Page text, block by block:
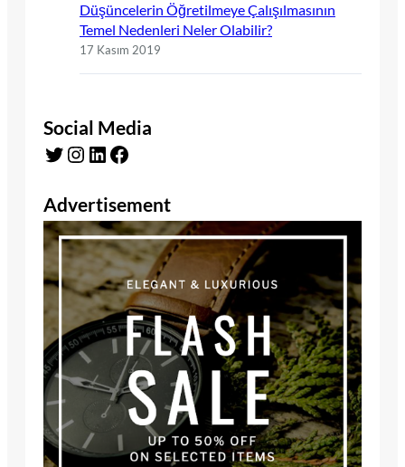
Düşüncelerin Öğretilmeye Çalışılmasının
Temel Nedenleri Neler Olabilir?
17 Kasım 2019
Social Media
Twitter Instagram LinkedIn Facebook
Advertisement